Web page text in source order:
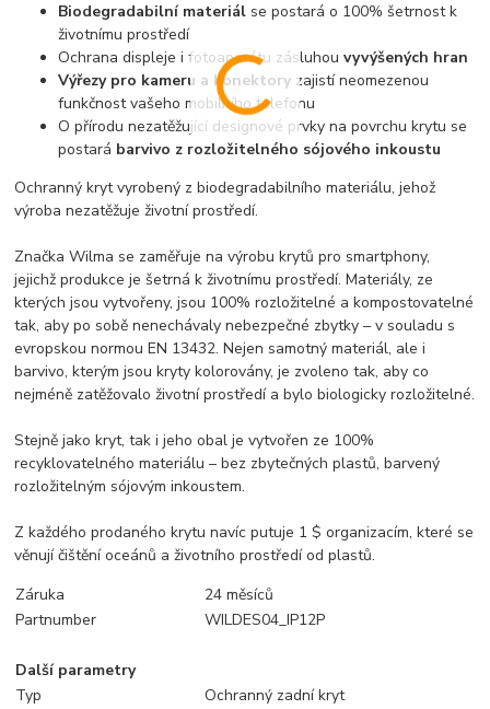
Biodegradabilní materiál se postará o 100% šetrnost k
životnímu prostředí
Ochrana displeje i fotoaparátu zásluhouvyvýšených hran
Výřezy pro kameru a konektory zajistí neomezenou
funkčnost vašeho mobilního telefonu
O přírodu nezatěžující designové prvky na povrchu krytu se
postará barvivo z rozložitelného sójového inkoustu
Ochranný kryt vyrobený z biodegradabilního materiálu, jehož
výroba nezatěžuje životní prostředí.
Značka Wilma se zaměřuje na výrobu krytů pro smartphony,
jejichž produkce je šetrná k životnímu prostředí. Materiály, ze
kterých jsou vytvořeny, jsou 100% rozložitelné a kompostovatelné
tak, aby po sobě nenechávaly nebezpečné zbytky – v souladu s
evropskou normou EN 13432. Nejen samotný materiál, ale i
barvivo, kterým jsou kryty kolorovány, je zvoleno tak, aby co
nejméně zatěžovalo životní prostředí a bylo biologicky rozložitelné.
Stejně jako kryt, tak i jeho obal je vytvořen ze 100%
recyklovatelného materiálu – bez zbytečných plastů, barvený
rozložitelným sójovým inkoustem.
Z každého prodaného krytu navíc putuje 1 $ organizacím, které se
věnují čištění oceánů a životního prostředí od plastů.
Záruka
24 měsíců
Partnumber
WILDES04_IP12P
Další parametry
Typ
Ochranný zadní kryt